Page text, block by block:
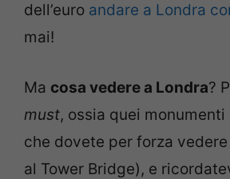
dell’euro andare a Londra
mai!
Ma cosa vedere a Londra?
must, ossia quei
che dovete per forza
al Tower Bridge), e